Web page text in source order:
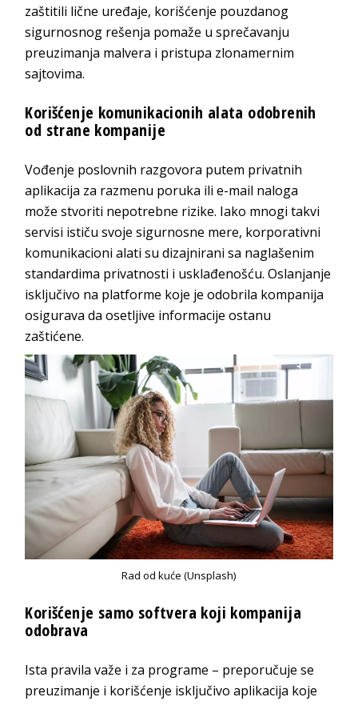
zaštitili lične uređaje, korišćenje pouzdanog
sigurnosnog rešenja pomaže u sprečavanju
preuzimanja malvera i pristupa zlonamernim
sajtovima.
Korišćenje komunikacionih alata odobrenih
od strane kompanije
Vođenje poslovnih razgovora putem privatnih
aplikacija za razmenu poruka ili e-mail naloga
može stvoriti nepotrebne rizike. Iako mnogi takvi
servisi ističu svoje sigurnosne mere, korporativni
komunikacioni alati su dizajnirani sa naglašenim
standardima privatnosti i usklađenošću. Oslanjanje
isključivo na platforme koje je odobrila kompanija
osigurava da osetljive informacije ostanu
zaštićene.
Rad od kuće (Unsplash)
Korišćenje samo softvera koji kompanija
odobrava
Ista pravila važe i za programe – preporučuje se
preuzimanje i korišćenje isključivo aplikacija koje